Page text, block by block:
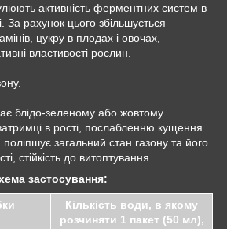
активність ферментних систем в
За рахунок цього збільшується
цукру в плодах і овочах,
властивості рослин.
блідо-зеленому або жовтому
в рості, послабленню кущення
загальний стан газону та його
стійкість до витоптування.
застосування:
Кількість води, в якому
розчиняти 1 пакет (50 мл),